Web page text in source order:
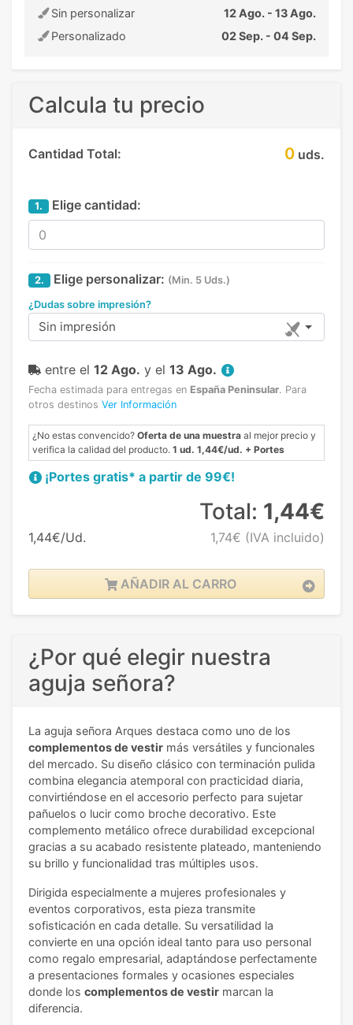
Sin personalizar
12 Ago. - 13 Ago.
Personalizado
02 Sep. - 04 Sep.
Calcula tu precio
Cantidad Total: 0 uds.
1. Elige cantidad:
2. Elige personalizar: (Min. 5 Uds.)
¿Dudas sobre impresión?
Sin impresión
entre el 12 Ago. y el 13 Ago.
Fecha estimada para entregas en España Peninsular. Para
otros destinos Ver Información
¿No estas convencido? Oferta de una muestra al mejor precio y
verifica la calidad del producto. 1 ud. 1,44€/ud. + Portes
¡Portes gratis* a partir de 99€!
1,44€/Ud.
Total: 1,44€
1,74€ (IVA incluido)
AÑADIR AL CARRO
¿Por qué elegir nuestra
aguja señora?
La aguja señora Arques destaca como uno de los
complementos de vestir más versátiles y funcionales
del mercado. Su diseño clásico con terminación pulida
combina elegancia atemporal con practicidad diaria,
convirtiéndose en el accesorio perfecto para sujetar
pañuelos o lucir como broche decorativo. Este
complemento metálico ofrece durabilidad excepcional
gracias a su acabado resistente plateado, manteniendo
su brillo y funcionalidad tras múltiples usos.
Dirigida especialmente a mujeres profesionales y
eventos corporativos, esta pieza transmite
sofisticación en cada detalle. Su versatilidad la
convierte en una opción ideal tanto para uso personal
como regalo empresarial, adaptándose perfectamente
a presentaciones formales y ocasiones especiales
donde los complementos de vestir marcan la
diferencia.